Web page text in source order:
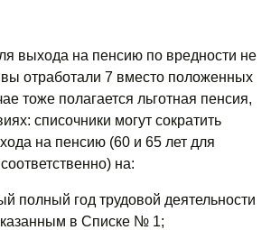
выхода на пенсию по вредности не
отработали 7 вместо положенных
тоже полагается льготная пенсия,
списочники могут сократить
на пенсию (60 и 65 лет для
на:
полный год трудовой деятельности
в Списке № 1;